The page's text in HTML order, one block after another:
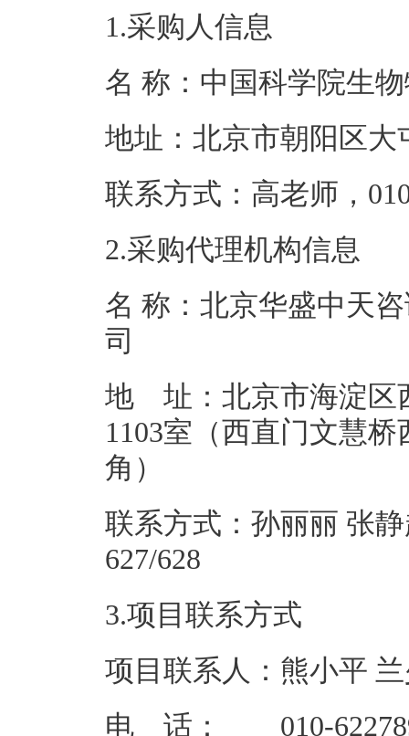
1.采购人信息
名 称：中国科学
地址：北京市
联系方式：高老
2.采购代理机构信息
名 称：北京华盛中天
地 址：北京市海淀区
1103室（西直门文慧桥
角
联系方式：孙丽丽 张静
627/
3.项目联系方式
项目联系人：熊小平
电 话： 010-